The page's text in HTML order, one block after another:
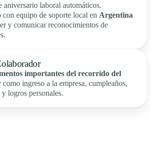
aniversario laboral automáticos.
con equipo de soporte local en Argentina
y comunicar reconocimientos de
importantes del recorrido del
como ingreso a la empresa, cumpleaños,
logros personales.